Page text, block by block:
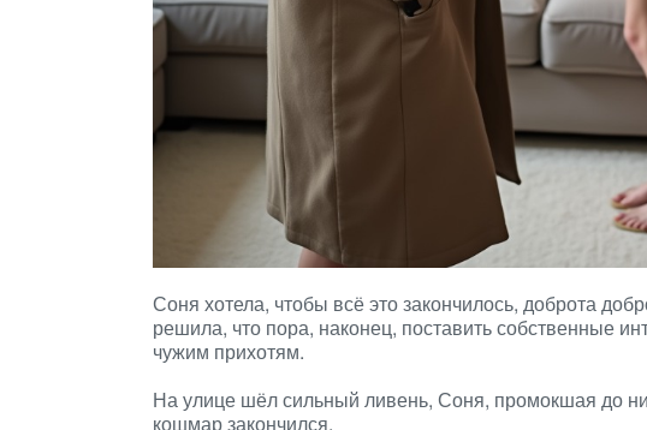
Соня хотела, чтобы всё это закончилось, доброта
решила, что пора, наконец, поставить собственные
чужим прихотям.
На улице шёл сильный ливень, Соня, промокшая до
кошмар закончился.